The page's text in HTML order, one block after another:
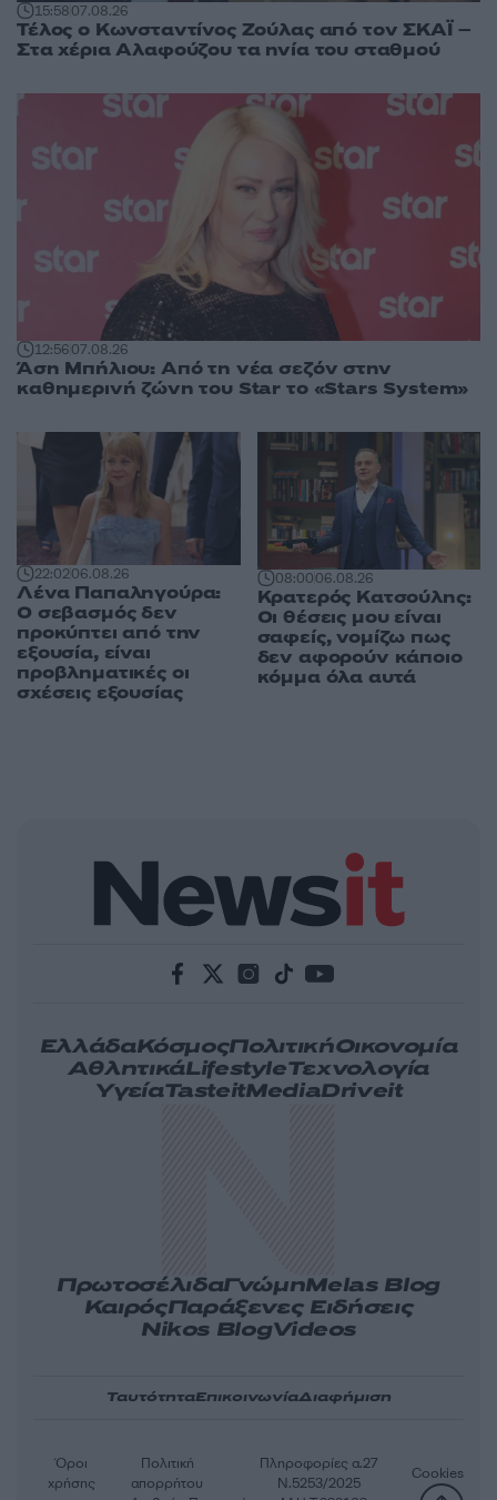
15:5807.08.26
Τέλος ο Κωνσταντίνος Ζούλας από τον ΣΚΑΪ –
Στα χέρια Αλαφούζου τα ηνία του σταθμού
12:5607.08.26
Άση Μπήλιου: Από τη νέα σεζόν στην
καθημερινή ζώνη του Star το «Stars System»
22:0206.08.26
Λένα Παπαληγούρα:
Ο σεβασμός δεν
προκύπτει από την
εξουσία, είναι
προβληματικές οι
σχέσεις εξουσίας
08:0006.08.26
Κρατερός Κατσούλης:
Οι θέσεις μου είναι
σαφείς, νομίζω πως
δεν αφορούν κάποιο
κόμμα όλα αυτά
ΕλλάδαΚόσμοςΠολιτικήΟικονομία
ΑθλητικάLifestyleΤεχνολογία
ΥγείαTasteitMediaDriveit
ΠρωτοσέλιδαΓνώμηMelas Blog
ΚαιρόςΠαράξενες Ειδήσεις
Nikos BlogVideos
ΤαυτότηταΕπικοινωνίαΔιαφήμιση
Όροι
χρήσης
Πολιτική
απορρήτου
Πληροφορίες α.27
Ν.5253/2025
Cookies